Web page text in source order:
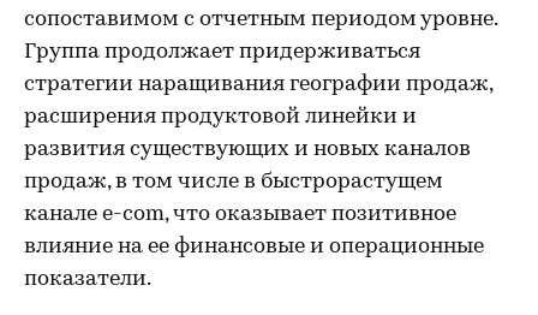
сопоставимом с отчетным периодом уровне.
Группа продолжает придерживаться
стратегии наращивания географии продаж,
расширения продуктовой линейки и
развития существующих и новых каналов
продаж, в том числе в быстрорастущем
канале e-com, что оказывает позитивное
влияние на ее финансовые и операционные
показатели.